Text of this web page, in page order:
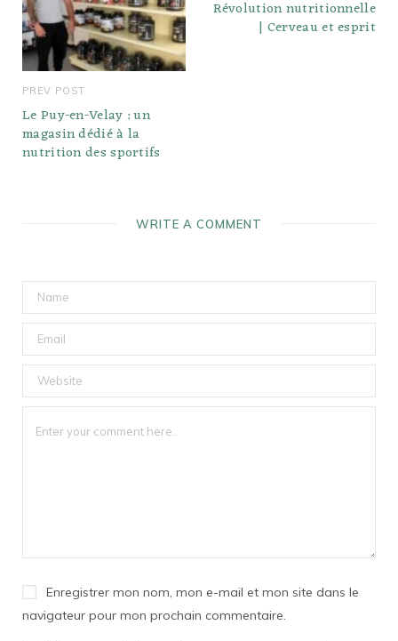
PREV POST
Le Puy-en-Velay : un
magasin dédié à la
nutrition des sportifs
Révolution nutritionnelle
| Cerveau et esprit
WRITE A COMMENT
Enregistrer mon nom, mon e-mail et mon site dans le
navigateur pour mon prochain commentaire.